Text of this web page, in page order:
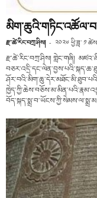
རྫ་ཚེ་རིང་བཀྲ་ཤིས། - ༢༠༢༦ ཕྱི་ཟླ་ ༡
རྫ་ཚེ་རིང་བཀྲ་ཤིས། གླེང་གཞི།